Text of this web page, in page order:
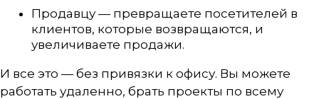
Продавцу — превращаете посетителей в
клиентов, которые возвращаются, и
увеличиваете продажи.
И все это — без привязки к офису. Вы можете
работать удаленно, брать проекты по всему